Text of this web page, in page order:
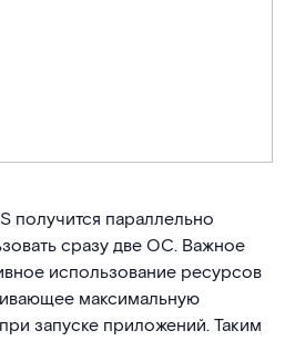
получится параллельно
сразу две ОС. Важное
использование ресурсов
максимальную
запуске приложений. Таким